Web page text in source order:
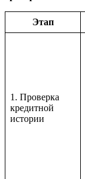
Этап
1. Проверка
кредитной
истории